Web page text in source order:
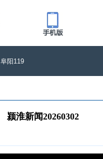
阜阳119
颍淮新闻20260302